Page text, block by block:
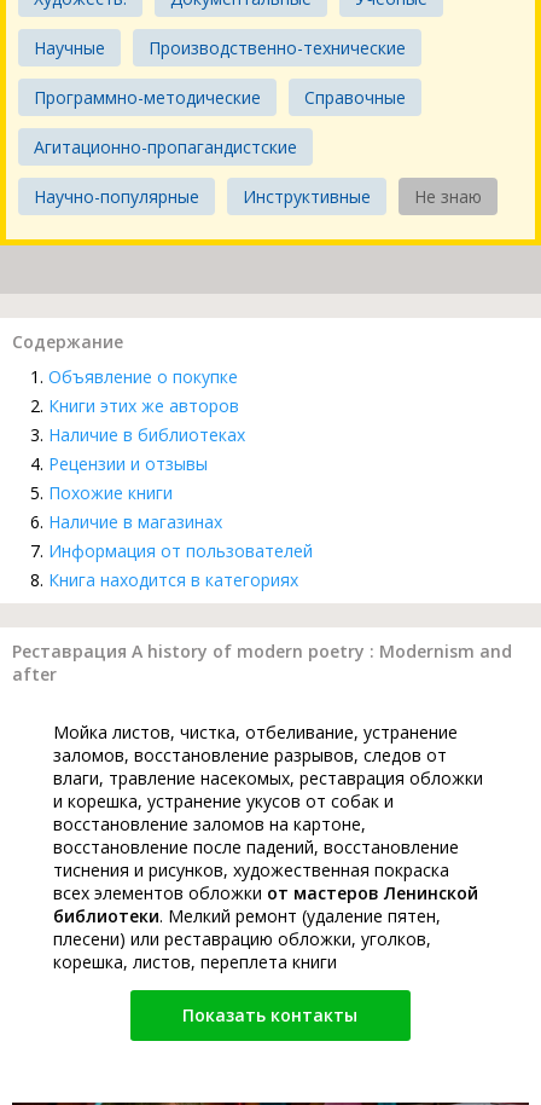
Научные Производственно-технические
Программно-методические Справочные
Агитационно-пропагандистские
Научно-популярные Инструктивные Не знаю
Содержание
Объявление о покупке
Книги этих же авторов
Наличие в библиотеках
Рецензии и отзывы
Похожие книги
Наличие в магазинах
Информация от пользователей
Книга находится в категориях
Реставрация A history of modern poetry : Modernism and
after
Мойка листов, чистка, отбеливание, устранение
заломов, восстановление разрывов, следов от
влаги, травление насекомых, реставрация обложки
и корешка, устранение укусов от собак и
восстановление заломов на картоне,
восстановление после падений, восстановление
тиснения и рисунков, художественная покраска
всех элементов обложки от мастеров Ленинской
библиотеки. Мелкий ремонт (удаление пятен,
плесени) или реставрацию обложки, уголков,
корешка, листов, переплета книги
Показать контакты